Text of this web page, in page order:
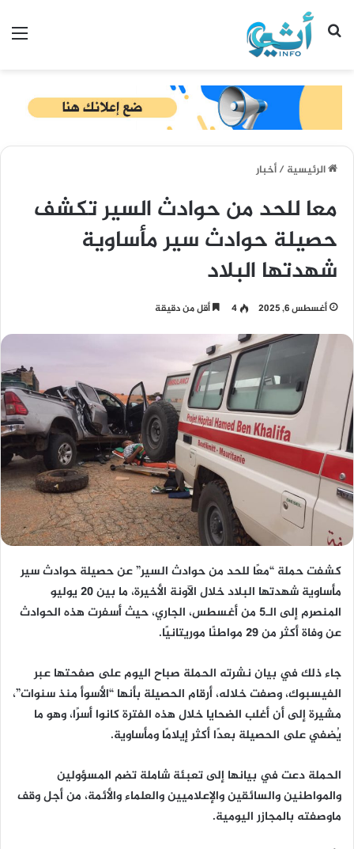
بحث عن
الرئيسية/أخبار
معا للحد من حوادث السير تكشف
حصيلة حوادث سير مأساوية
شهدتها البلاد
أغسطس 6, 2025 4 أقل من دقيقة
كشفت حملة “معًا للحد من حوادث السير” عن حصيلة حوادث سير
مأساوية شهدتها البلاد خلال الآونة الأخيرة، ما بين 20 يوليو
المنصرم إلى الـ5 من أغسطس، الجاري، حيث أسفرت هذه الحوادث
عن وفاة أكثر من 29 مواطنًا موريتانيًا.
جاء ذلك في بيان نشرته الحملة صباح اليوم على صفحتها عبر
الفيسبوك، وصفت خلاله، أرقام الحصيلة بأنها “الأسوأ منذ سنوات”،
مشيرة إلى أن أغلب الضحايا خلال هذه الفترة كانوا أسرًا، وهو ما
يُضفي على الحصيلة بعدًا أكثر إيلامًا ومأساوية.
الحملة دعت في بيانها إلى تعبئة شاملة تضم المسؤولين
والمواطنين والسائقين والإعلاميين والعلماء والأئمة، من أجل وقف
ماوصفته بالمجازر اليومية.